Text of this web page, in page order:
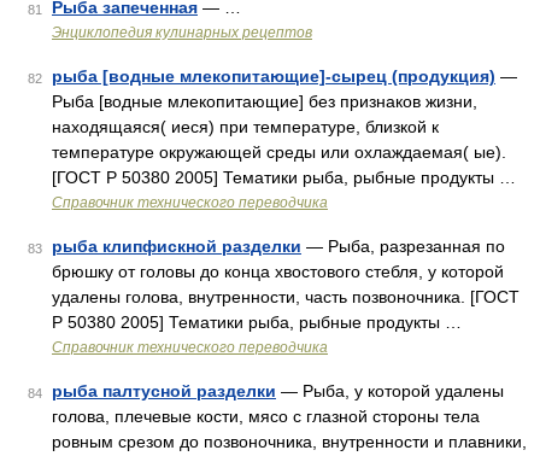
81 Рыба запеченная — …
Энциклопедия кулинарных рецептов
82 рыба [водные млекопитающие]-сырец (продукция) —
Рыба [водные млекопитающие] без признаков жизни,
находящаяся( иеся) при температуре, близкой к
температуре окружающей среды или охлаждаемая( ые).
[ГОСТ Р 50380 2005] Тематики рыба, рыбные продукты …
Справочник технического переводчика
83 рыба клипфискной разделки — Рыба, разрезанная по
брюшку от головы до конца хвостового стебля, у которой
удалены голова, внутренности, часть позвоночника. [ГОСТ
Р 50380 2005] Тематики рыба, рыбные продукты …
Справочник технического переводчика
84 рыба палтусной разделки — Рыба, у которой удалены
голова, плечевые кости, мясо с глазной стороны тела
ровным срезом до позвоночника, внутренности и плавники,